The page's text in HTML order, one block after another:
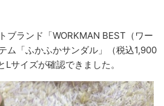
ブランド「WORKMAN BEST（ワー
ム「ふかふかサンダル」（税込1,900
サイズが確認できました。